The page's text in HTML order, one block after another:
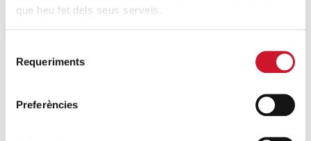
que heu fet dels seus serveis.
Requeriments
Preferències
d’ajuda a les víctimes
Cobrar les prestacions d’ingressos mínims